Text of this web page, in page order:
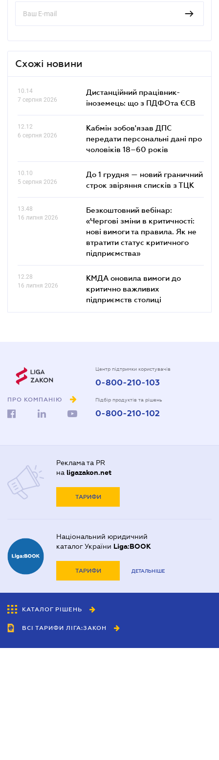
Схожі новини
10.14
7 серпня 2026
Дистанційний працівник-
іноземець: що з ПДФОта ЄСВ
12.12
6 серпня 2026
Кабмін зобов'язав ДПС
передати персональні дані про
чоловіків 18–60 років
10.10
5 серпня 2026
До 1 грудня — новий граничний
строк звіряння списків з ТЦК
13.48
16 липня 2026
Безкоштовний вебінар:
«Чергові зміни в критичності:
нові вимоги та правила. Як не
втратити статус критичного
підприємства»
12.28
16 липня 2026
КМДА оновила вимоги до
критично важливих
підприємств столиці
ПРО КОМПАНІЮ
Центр підтримки користувачів
0-800-210-103
Підбір продуктів та рішень
0-800-210-102
Реклама та PR
на ligazakon.net
ТАРИФИ
Національний юридичний
каталог України Liga:BOOK
ТАРИФИ ДЕТАЛЬНІШЕ
КАТАЛОГ РІШЕНЬ
ВСІ ТАРИФИ ЛІГА:ЗАКОН